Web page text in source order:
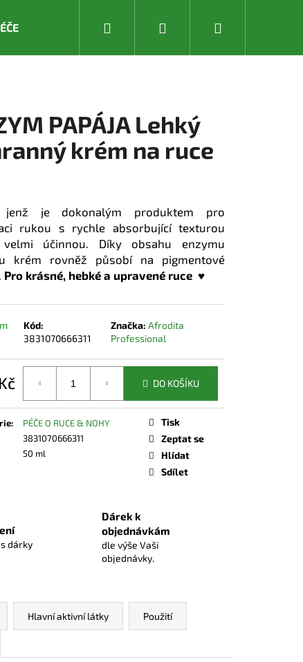
DĚTSKÁ PÉČE PRODUKTY LETNÍ PÉČE &
Přihlášení
PAPÁJA Lehký
krém na ruce
jenž je dokonalým produktem pro
rukou s rychle absorbující texturou
účinnou. Díky obsahu enzymu
krém rovněž působí na pigmentové
Pro krásné, hebké a upravené ruce ♥
Kód:
3831070666311
Značka:Afrodita
Professional
DO KOŠÍKU
:
PÉČE O RUCE & NOHY
3831070666311
50 ml
Tisk
Zeptat se
Hlídat
Sdílet
dárky
Dárek k
objednávkám
dle výše Vaši
objednávky.
Hlavní aktivní látky Použití